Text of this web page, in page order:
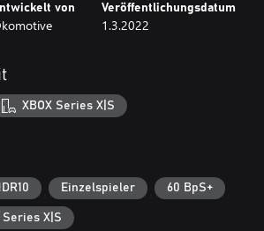
einzigartigen Schiffes aufregende
die Gefahren der trüben
musst du die Dinge am Laufen
Schäden behebst und die
überlebenswichtigem Treibstoff und
komplexes Schiff.
seine gefährlichen und
Umweltgefahren und Rätsel, was zu
von Veröffentlichungsdatum
1.3.2022
XBOX Series X|S
Einzelspieler 60 BpS+
X|S